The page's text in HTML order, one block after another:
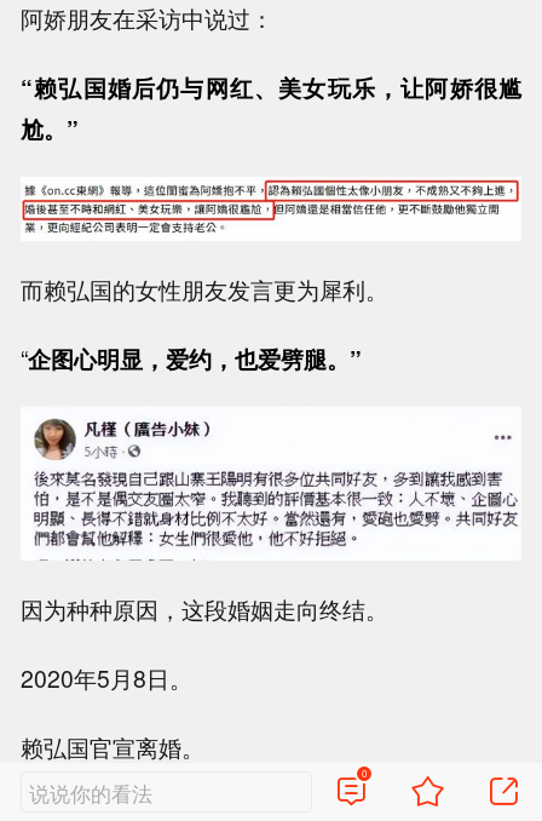
阿娇朋友在采访中说过：
“赖弘国婚后仍与网红、美女玩乐，让阿娇很尴
尬。”
而赖弘国的女性朋友发言更为犀利。
“企图心明显，爱约，也爱劈腿。”
因为种种原因，这段婚姻走向终结。
2020年5月8日。
赖弘国官宣离婚。
说说你的看法
0